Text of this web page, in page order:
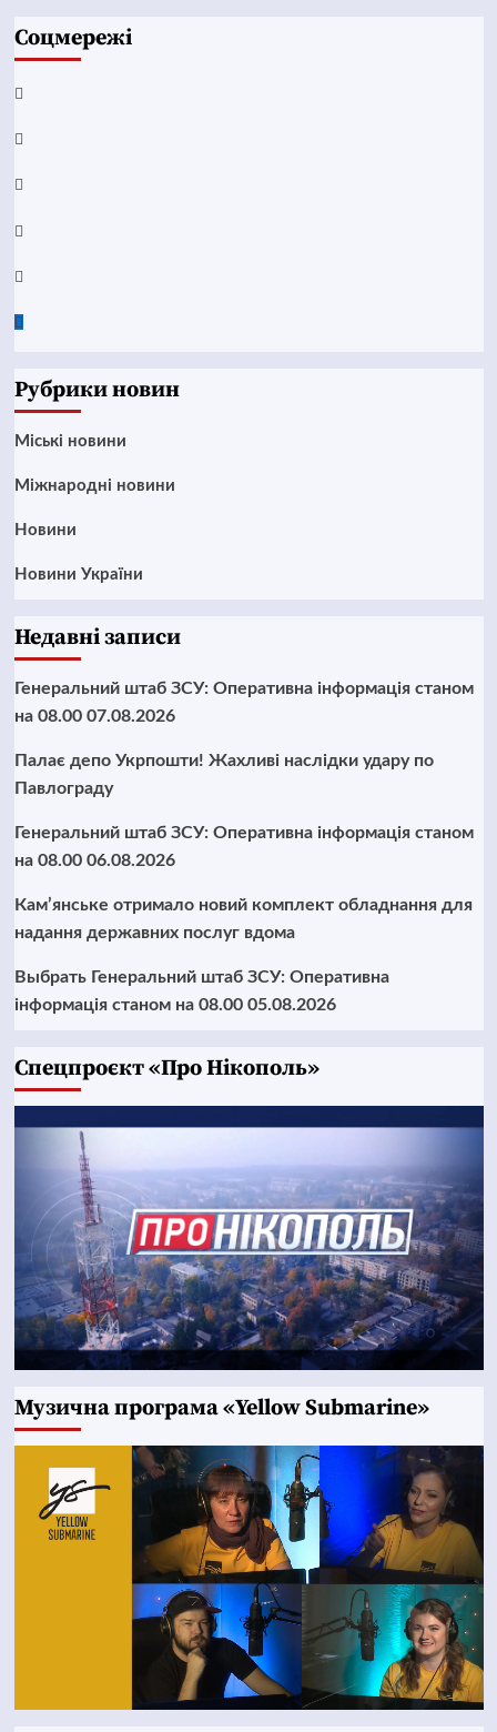
Соцмережі
Facebook
YouTube
Telegram
Instagram
Twitter
Google
Рубрики новин
Mіські новини
Міжнародні новини
Новини
Новини України
Недавні записи
Генеральний штаб ЗСУ: Оперативна інформація станом
на 08.00 07.08.2026
Палає депо Укрпошти! Жахливі наслідки удару по
Павлограду
Генеральний штаб ЗСУ: Оперативна інформація станом
на 08.00 06.08.2026
Кам’янське отримало новий комплект обладнання для
надання державних послуг вдома
Выбрать Генеральний штаб ЗСУ: Оперативна
інформація станом на 08.00 05.08.2026
Cпецпроєкт «Про Нікополь»
Музична програма «Yellow Submarine»